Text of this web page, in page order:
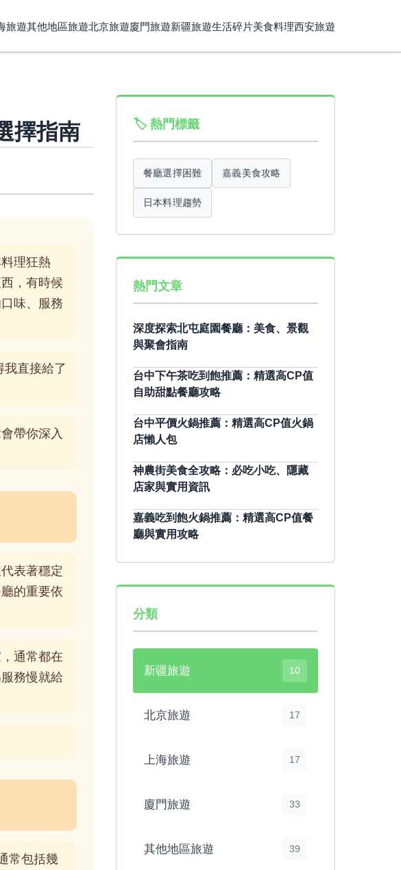
旅遊其他地區旅遊北京旅遊廈門旅遊新疆旅遊生活碎片美食料理西安旅遊
擇指南
理狂熱
，有時候
味、服務
直接給了
帶你深入
表著穩定
的重要依
通常都在
務慢就給
常包括幾
🏷️ 熱門標籤
餐廳選擇困難 嘉義美食攻略
日本料理趨勢
熱門文章
深度探索北屯庭園餐廳：美食、景觀
與聚會指南
台中下午茶吃到飽推薦：精選高CP值
自助甜點餐廳攻略
台中平價火鍋推薦：精選高CP值火鍋
店懶人包
神農街美食全攻略：必吃小吃、隱藏
店家與實用資訊
嘉義吃到飽火鍋推薦：精選高CP值餐
廳與實用攻略
分類
新疆旅遊 10
北京旅遊 17
上海旅遊 17
廈門旅遊 33
其他地區旅遊 39